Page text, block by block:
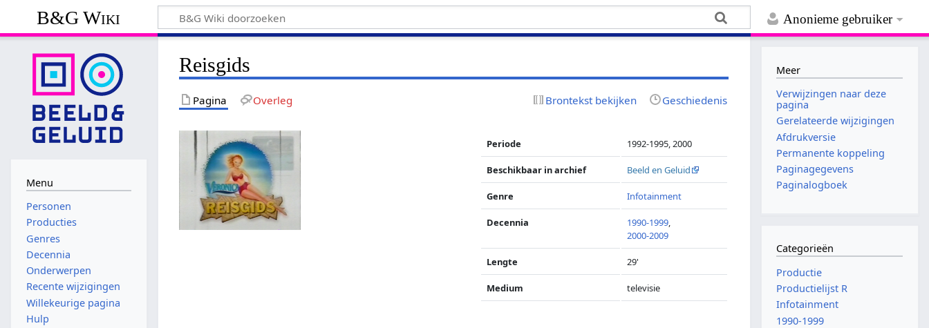
Anonieme gebruiker
B&G Wiki
Reisgids
Pagina Overleg Brontekst bekijken Geschiedenis
Periode 1992-1995, 2000
Beschikbaar in archief Beeld en Geluid
Genre Infotainment
Decennia 1990-1999,
2000-2009
Lengte 29'
Medium televisie
Menu
Personen
Producties
Genres
Decennia
Onderwerpen
Recente wijzigingen
Willekeurige pagina
Hulp
Meer
Verwijzingen naar deze
pagina
Gerelateerde wijzigingen
Afdrukversie
Permanente koppeling
Paginagegevens
Paginalogboek
Categorieën
Productie
Productielijst R
Infotainment
1990-1999